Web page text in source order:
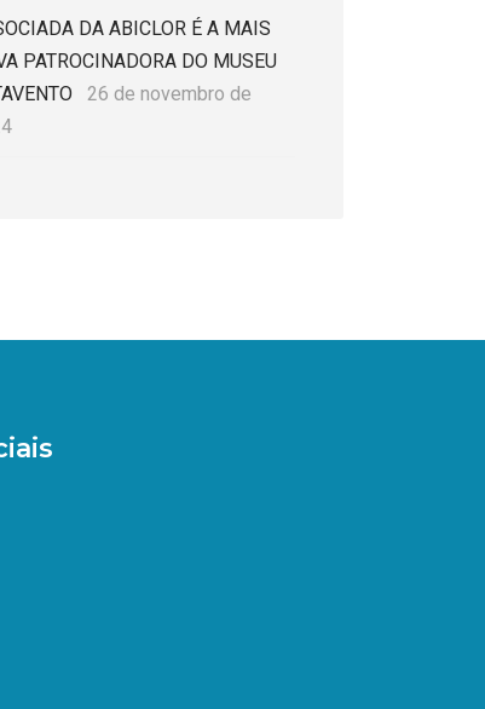
DA ABICLOR É A MAIS
PATROCINADORA DO MUSEU
26 de novembro de